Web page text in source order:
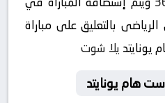
بالتعليق على مباراة
يونايتد يلا شوت
هام يونايتد